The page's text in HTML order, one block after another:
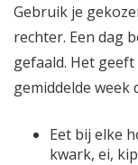
Gebruik je
rechter. Een dag
gefaald. Het
gemiddelde week
Eet bij elke
kwark, ei,